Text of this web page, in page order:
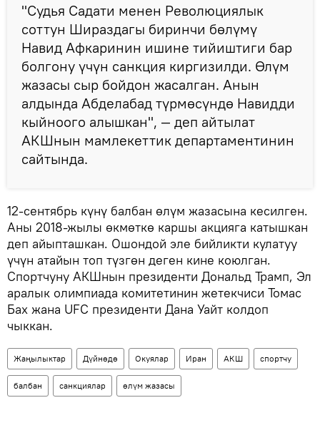
"Судья Садати менен Революциялык
соттун Шираздагы биринчи бөлүмү
Навид Афкаринин ишине тийиштиги бар
болгону үчүн санкция киргизилди. Өлүм
жазасы сыр бойдон жасалган. Анын
алдында Абделабад түрмөсүндө Навидди
кыйноого алышкан", — деп айтылат
АКШнын мамлекеттик департаментинин
сайтында.
12-сентябрь күнү балбан өлүм жазасына кесилген.
Аны 2018-жылы өкмөткө каршы акцияга катышкан
деп айыпташкан. Ошондой эле бийликти кулатуу
үчүн атайын топ түзгөн деген кине коюлган.
Спортчуну АКШнын президенти Дональд Трамп, Эл
аралык олимпиада комитетинин жетекчиси Томас
Бах жана UFC президенти Дана Уайт колдоп
чыккан.
Жаңылыктар Дүйнөдө Окуялар Иран АКШ спортчу
балбан санкциялар өлүм жазасы